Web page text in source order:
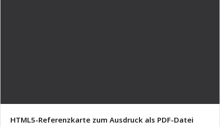
HTML5-Referenzkarte zum Ausdruck als PDF-Datei